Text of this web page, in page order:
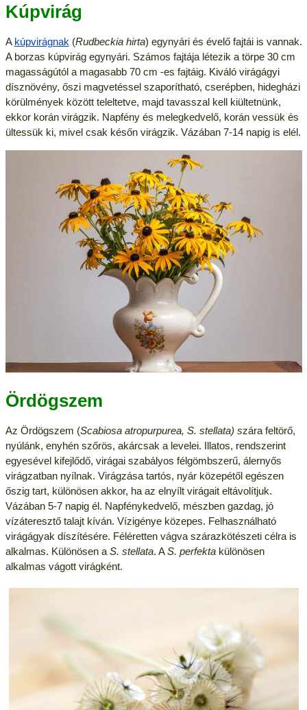
Kúpvirág
A kúpvirágnak (Rudbeckia hirta) egynyári és évelő fajtái is vannak.
A borzas kúpvirág egynyári. Számos fajtája létezik a törpe 30 cm
magasságútól a magasabb 70 cm -es fajtáig. Kiváló virágágyi
dísznövény, őszi magvetéssel szaporítható, cserépben, hidegházi
körülmények között teleltetve, majd tavasszal kell kiültetnünk,
ekkor korán virágzik. Napfény és melegkedvelő, korán vessük és
ültessük ki, mivel csak későn virágzik. Vázában 7-14 napig is elél.
Ördögszem
Az Ördögszem (Scabiosa atropurpurea, S. stellata) szára feltörő,
nyúlánk, enyhén szőrös, akárcsak a levelei. Illatos, rendszerint
egyesével kifejlődő, virágai szabályos félgömbszerű, álernyős
virágzatban nyílnak. Virágzása tartós, nyár közepétől egészen
őszig tart, különösen akkor, ha az elnyílt virágait eltávolítjuk.
Vázában 5-7 napig él. Napfénykedvelő, mészben gazdag, jó
vízáteresztő talajt kíván. Vízigénye közepes. Felhasználható
virágágyak díszítésére. Féléretten vágva szárazkötészeti célra is
alkalmas. Különösen a S. stellata. AS. perfektakülönösen
alkalmas vágott virágként.